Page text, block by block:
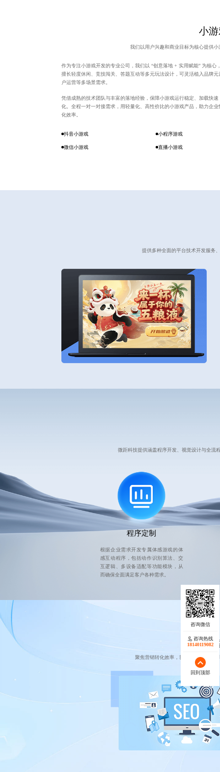
小
我们以用户兴趣和商业目标为核心提供
作为专注小游戏开发的专业公司，我们以 “创意落地 + 实用赋能” 为核心
擅长轻度休闲、竞技闯关、答题互动等多元玩法设计，可灵活植入品牌
户运营等多场景需求。
凭借成熟的技术团队与丰富的落地经验，保障小游戏运行稳定、加载快
化。全程一对一对接需求，用轻量化、高性价比的小游戏产品，助力企
化效率。
抖音小游戏 小程序游戏
微信小游戏 直播小游戏
提供多种全面的平台技术开发服务
微距科技提供涵盖程序开发、视觉设计与全流
程序定制
根据企业需求开发专属体感游戏的体
感互动程序，包括动作识别算法、交
互逻辑、多设备适配等功能模块，从
而确保全面满足客户各种需求。
搜
聚焦营销转化效率，我们不仅帮企业
咨询热线
18140119082
回到顶部